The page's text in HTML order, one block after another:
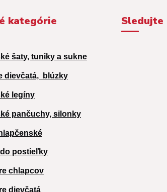
kategórie
šaty, tuniky a sukne
dievčatá, blúzky
legíny
pančuchy, silonky
postieľky
chlapcov
dievčatá
Sledujte